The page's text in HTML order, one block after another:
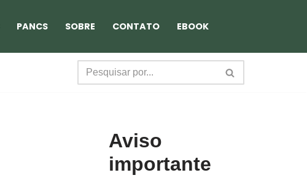
PANCS SOBRE CONTATO EBOOK
Aviso
importante